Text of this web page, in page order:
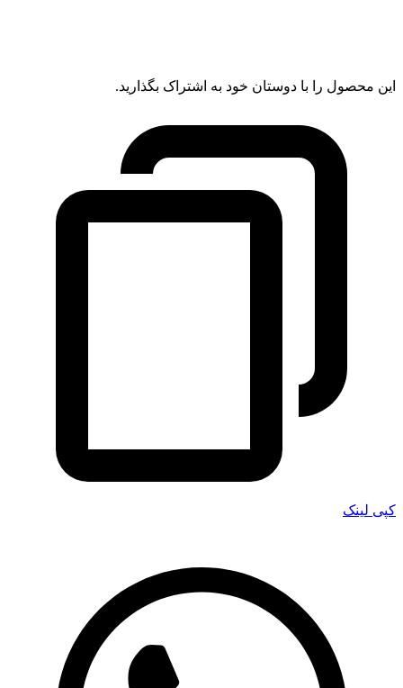
این محصول را با دوستان خود به اشتراک بگذارید.
کپی لینک